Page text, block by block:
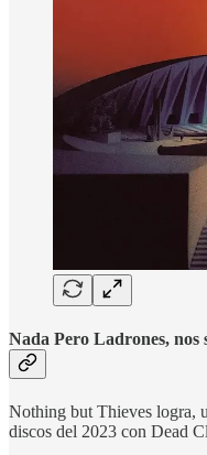
Nada Pero Ladrones, nos
Nothing but Thieves logra,
discos del 2023 con Dead